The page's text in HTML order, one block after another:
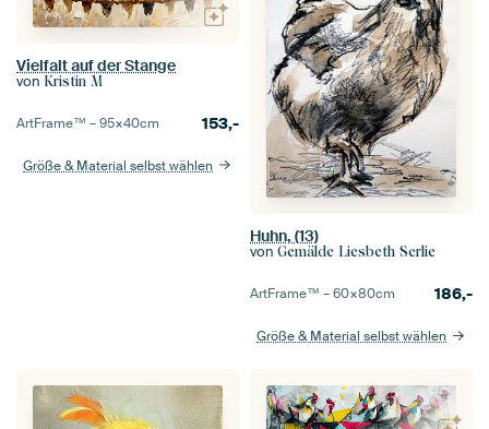
Vielfalt auf der Stange
von Kristin M
ArtFrame™ –95×40cm 153,-
Größe & Material selbst wählen
Huhn, (13)
von Gemälde Liesbeth Serlie
ArtFrame™ –60×80cm 186,-
Größe & Material selbst wählen